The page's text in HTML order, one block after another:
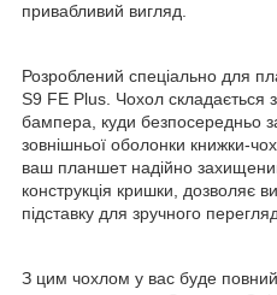
привабливий вигляд.
Розроблений спеціально для
S9 FE Plus. Чохол складається
бампера, куди безпосередньо
зовнішньої оболонки книжки-
ваш планшет надійно
конструкція кришки, дозволяє
підставку для зручного
З цим чохлом у вас буде повний